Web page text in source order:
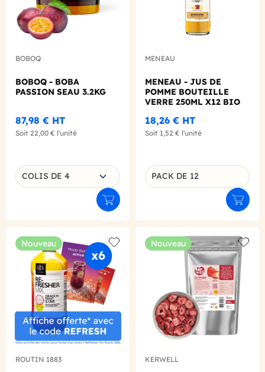
BOBOQ
BOBOQ - BOBA
PASSION SEAU 3.2KG
87,98 € HT
Soit 22,00 € l'unité
Choisissez une déclinaison
COLIS DE 4
Ajouter au panier
MENEAU
MENEAU - JUS DE
POMME BOUTEILLE
VERRE 250ML X12 BIO
18,26 € HT
Soit 1,52 € l'unité
Déclinaison du produit
PACK DE 12
Nouveau
Add to wishlist
ROUTIN 1883
Nouveau
Add
KERWELL